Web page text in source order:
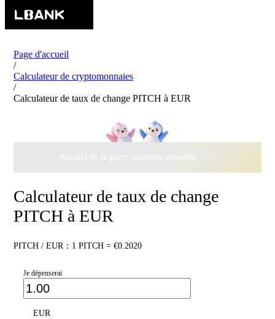
Page d'accueil
/
Calculateur de cryptomonnaies
/
Calculateur de taux de change PITCH à EUR
Au-delà de la glace, avançons ensemble ·
500 000 $
Calculateur de taux de change
PITCH à EUR
PITCH / EUR：1 PITCH = €0.2020
Je dépenserai
EUR